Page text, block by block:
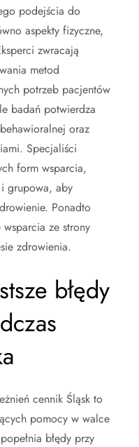
podejścia do
aspekty fizyczne,
zwracają
metod
potrzeb pacjentów
badań potwierdza
oraz
Specjaliści
form wsparcia,
grupowa, aby
Ponadto
ze strony
zdrowienia.
błędy
cennik Śląsk to
pomocy w walce
błędy przy